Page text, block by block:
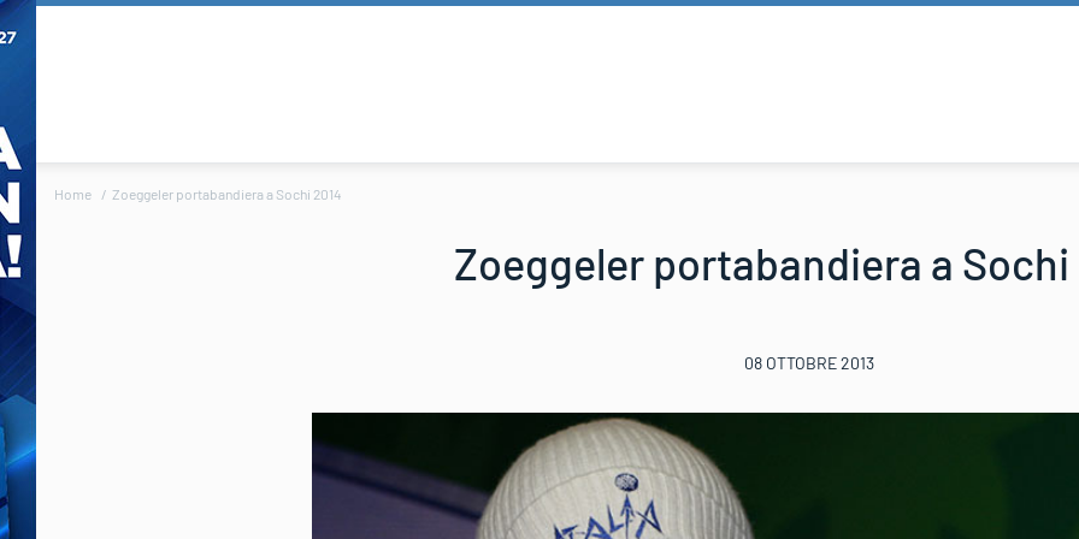
Home Zoeggeler portabandiera a Sochi 2014
Zoeggeler portabandiera a Sochi
08 OTTOBRE 2013